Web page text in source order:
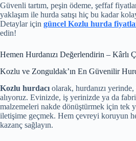
Güvenli tartım, peşin ödeme, şeffaf
yaklaşım ile hurda satışı hiç bu kadar
Detaylar için güncel Kozlu hurda
edin!
Hemen Hurdanızı Değerlendirin – Kârlı
Kozlu ve Zonguldak’ın En Güvenilir
Kozlu hurdacı olarak, hurdanızı
alıyoruz. Evinizde, iş yerinizde ya da
malzemeleri nakde dönüştürmek için tek
iletişime geçmek. Hem çevreyi koruyun
kazanç sağlayın.